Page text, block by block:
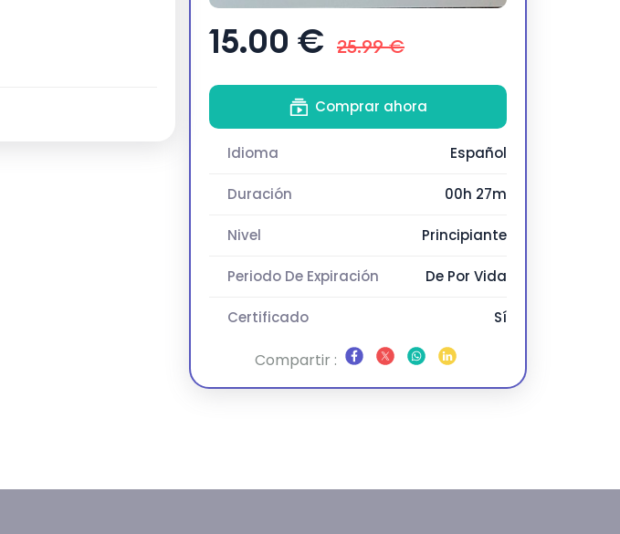
15.00 € 25.99 €
Comprar ahora
Idioma Español
Duración 00h 27m
Nivel Principiante
Periodo De Expiración De Por Vida
Certificado Sí
Compartir :